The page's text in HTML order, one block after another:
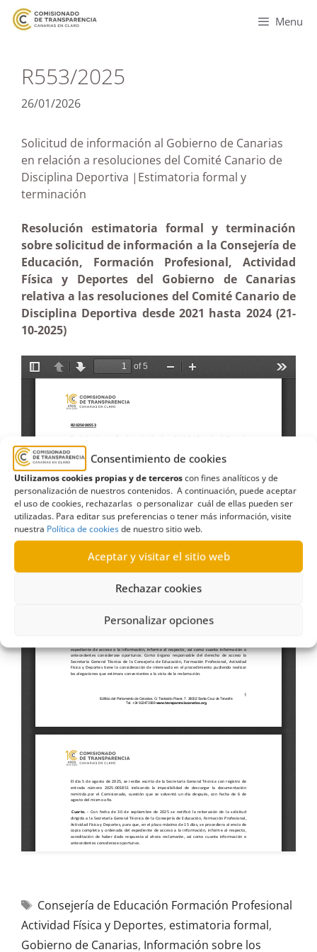
Consentimiento de cookies
Utilizamos cookies propias y de terceroscon fines analíticos y de
personalización de nuestros contenidos. A continuación, puede aceptar
el uso de cookies, rechazarlas o personalizar cuál de ellas pueden ser
utilizadas. Para editar sus preferencias o tener más información, visite
nuestra Política de cookiesde nuestro sitio web.
Aceptar y visitar el sitio web
Rechazar cookies
Personalizar opciones
Menu
R553/2025
26/01/2026
Solicitud de información al Gobierno de Canarias
en relación a resoluciones del Comité Canario de
Disciplina Deportiva |Estimatoria formal y
terminación
Resolución estimatoria formal y terminación
sobre solicitud de información a la Consejería de
Educación, Formación Profesional, Actividad
Física y Deportes del Gobierno de Canarias
relativa a las resoluciones del Comité Canario de
Disciplina Deportiva desde 2021 hasta 2024 (21-
10-2025)
Consejería de Educación Formación Profesional
Actividad Física y Deportes, estimatoria formal,
Gobierno de Canarias, Información sobre los